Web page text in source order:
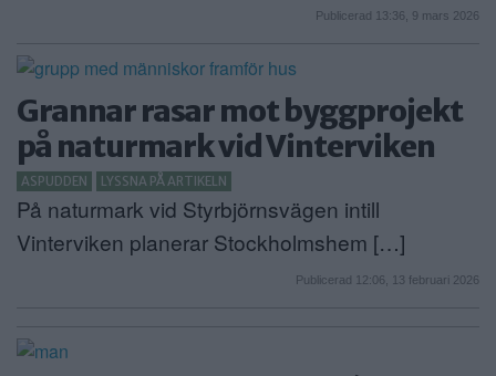
Publicerad 13:36, 9 mars 2026
Grannar rasar mot byggprojekt
på naturmark vid Vinterviken
ASPUDDEN LYSSNA PÅ ARTIKELN
På naturmark vid Styrbjörnsvägen intill
Vinterviken planerar Stockholmshem […]
Publicerad 12:06, 13 februari 2026